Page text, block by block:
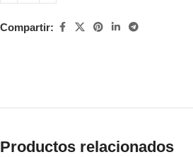
Compartir:
Productos relacionados